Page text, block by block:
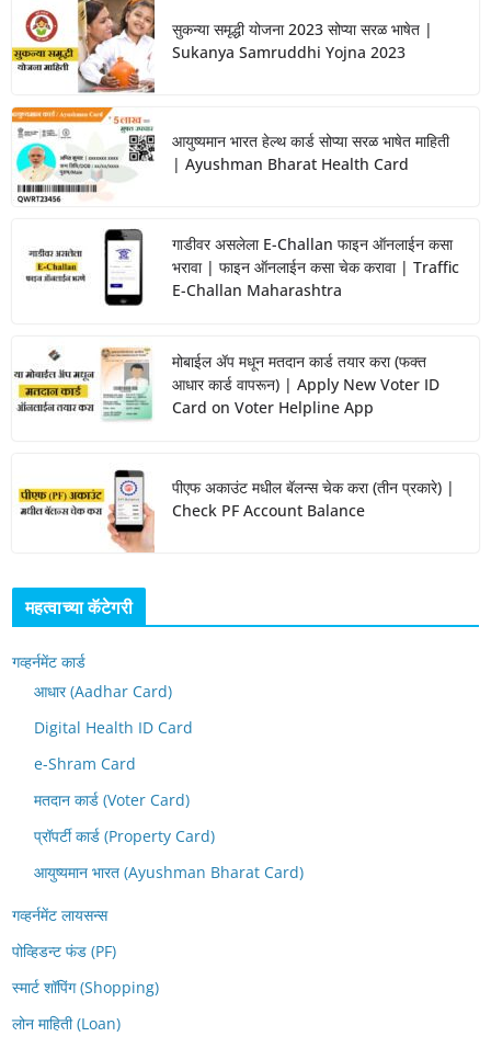
सुकन्या समृद्धी योजना 2023 सोप्या सरळ भाषेत |
Sukanya Samruddhi Yojna 2023
आयुष्यमान भारत हेल्थ कार्ड सोप्या सरळ भाषेत माहिती
| Ayushman Bharat Health Card
गाडीवर असलेला E-Challan फाइन ऑनलाईन कसा
भरावा | फाइन ऑनलाईन कसा चेक करावा | Traffic
E-Challan Maharashtra
मोबाईल ॲप मधून मतदान कार्ड तयार करा (फक्त
आधार कार्ड वापरून) | Apply New Voter ID
Card on Voter Helpline App
पीएफ अकाउंट मधील बॅलन्स चेक करा (तीन प्रकारे) |
Check PF Account Balance
महत्वाच्या कॅटेगरी
गव्हर्नमेंट कार्ड
आधार (Aadhar Card)
Digital Health ID Card
e-Shram Card
मतदान कार्ड (Voter Card)
प्रॉपर्टी कार्ड (Property Card)
आयुष्यमान भारत (Ayushman Bharat Card)
गव्हर्नमेंट लायसन्स
पोव्हिडन्ट फंड (PF)
स्मार्ट शॉपिंग (Shopping)
लोन माहिती (Loan)